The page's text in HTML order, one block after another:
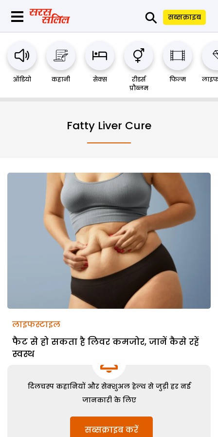
⚲ सब्सक्राइब
ऑडियो कहानी सेक्स
रीडर्स
प्रौब्लम
फिल्म
Fatty Liver Cure
लाइफस्टाइल
फैट से हो सकता है लिवर कमजोर, जानें कैसे रहें
स्वस्थ
दिलचस्प कहानियों और सेक्शुअल हेल्थ से जुड़ी हर नई
जानकारी के लिए
सब्सक्राइब करें